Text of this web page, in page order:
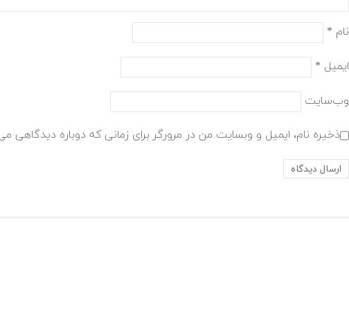
نام *
ایمیل *
وب‌سایت
ذخیره نام، ایمیل و وبسایت من در مرورگر برای زمانی که دوباره دیدگاهی